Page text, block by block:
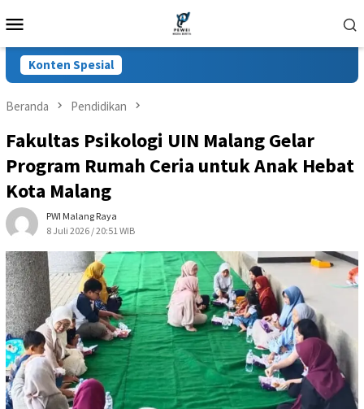
ke
Mobile
Konten Spesial
Beranda Pendidikan
Fakultas Psikologi UIN Malang Gelar
Program Rumah Ceria untuk Anak Hebat
Kota Malang
PWI Malang Raya
8 Juli 2026 / 20:51 WIB